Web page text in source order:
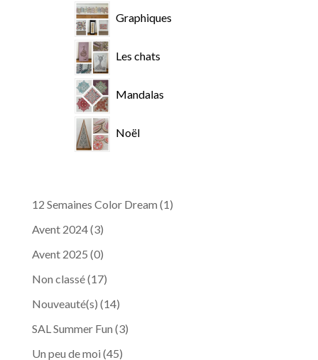
Graphiques
Les chats
Mandalas
Noël
12 Semaines Color Dream (1)
Avent 2024(3)
Avent 2025 (0)
Non classé(17)
Nouveauté(s) (14)
SAL Summer Fun (3)
Un peu de moi (45)